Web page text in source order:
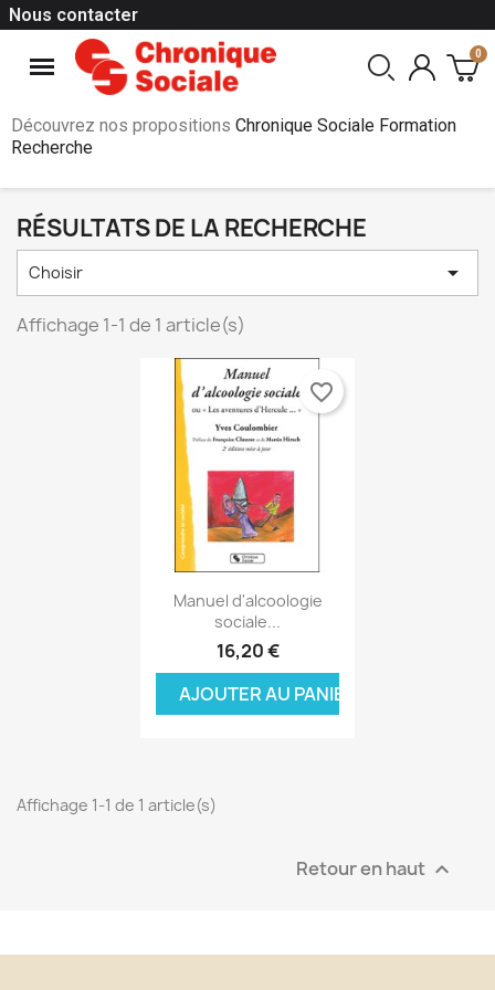
Nous contacter
Découvrez nos propositions Chronique Sociale Formation
Recherche
RÉSULTATS DE LA RECHERCHE
Choisir 
Affichage 1-1 de 1 article(s)
Aperçu rapide
Manuel d'alcoologie
sociale...
16,20 €
AJOUTER AU PANIER
favorite_border
Affichage 1-1 de 1 article(s)
Retour en haut 